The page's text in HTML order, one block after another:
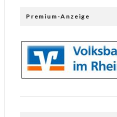
Premium-Anzeige